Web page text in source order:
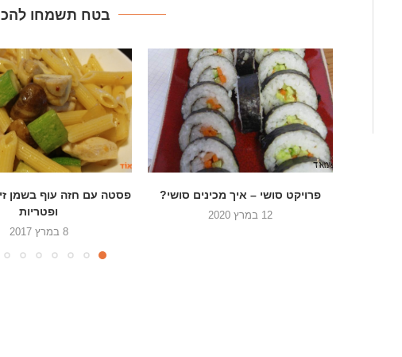
בטח תשמחו
פסטה עם חזה עוף בשמן זית קישואים
ופטריות
רוטב סלסה רוזה